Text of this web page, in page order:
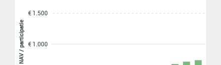
€ 1.500
€ 1.000
NAV / participatie